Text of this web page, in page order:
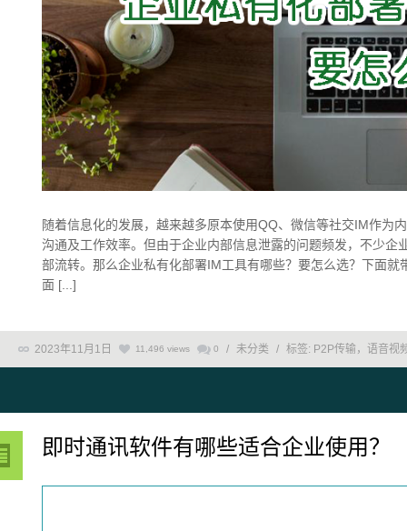
随着信息化的发展，越来越多原本使用QQ、微信等社交IM作为
沟通及工作效率。但由于企业内部信息泄露的问题频发，不少
部流转。那么企业私有化部署IM工具有哪些？要怎么选？下面
面 [...]
2023年11月1日 11,496 views 0 / 未分类 / 标签: P2P传输，语音视
即时通讯软件有哪些适合企业使用？